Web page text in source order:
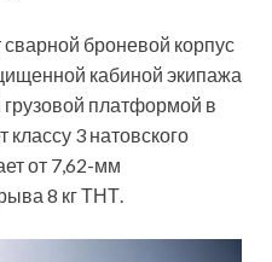
броневой корпус
кабиной экипажа
платформой в
классу 3 натовского
от 7,62-мм
8 кг ТНТ.